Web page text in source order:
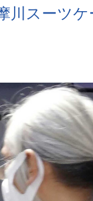
川スーツ